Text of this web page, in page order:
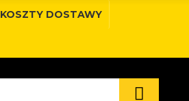
KOSZTY DOSTAWY